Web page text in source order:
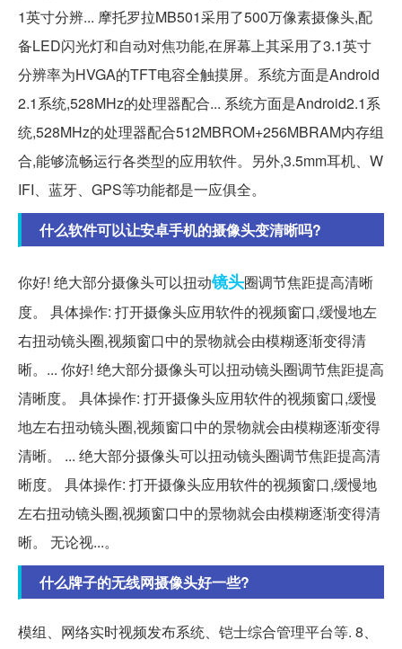
1英寸分辨... 摩托罗拉MB501采用了500万像素摄像头,配
备LED闪光灯和自动对焦功能,在屏幕上其采用了3.1英寸
分辨率为HVGA的TFT电容全触摸屏。系统方面是Android
2.1系统,528MHz的处理器配合... 系统方面是Android2.1系
统,528MHz的处理器配合512MBROM+256MBRAM内存组
合,能够流畅运行各类型的应用软件。另外,3.5mm耳机、W
IFI、蓝牙、GPS等功能都是一应俱全。
什么软件可以让安卓手机的摄像头变清晰吗?
你好! 绝大部分摄像头可以扭动镜头圈调节焦距提高清晰
度。 具体操作: 打开摄像头应用软件的视频窗口,缓慢地左
右扭动镜头圈,视频窗口中的景物就会由模糊逐渐变得清
晰。... 你好! 绝大部分摄像头可以扭动镜头圈调节焦距提高
清晰度。 具体操作: 打开摄像头应用软件的视频窗口,缓慢
地左右扭动镜头圈,视频窗口中的景物就会由模糊逐渐变得
清晰。 ... 绝大部分摄像头可以扭动镜头圈调节焦距提高清
晰度。 具体操作: 打开摄像头应用软件的视频窗口,缓慢地
左右扭动镜头圈,视频窗口中的景物就会由模糊逐渐变得清
晰。 无论视...。
什么牌子的无线网摄像头好一些?
模组、网络实时视频发布系统、铠士综合管理平台等. 8、